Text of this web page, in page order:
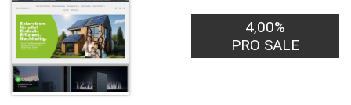
4,00%
PRO SALE